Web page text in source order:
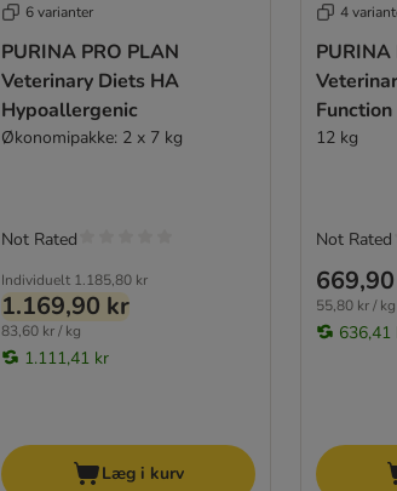
6 varianter
PURINA PRO PLAN
Veterinary Diets HA
Hypoallergenic
Økonomipakke: 2 x 7 kg
Individuelt 1.185,80 kr
1.169,90 kr
83,60 kr / kg
1.111,41 kr
Not Rated
Læg i kurv
4
PURINA
Function
12 kg
55,80 kr / kg
636,41
Not Rated